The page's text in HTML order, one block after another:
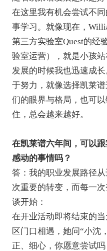
在这里我有机会尝试不
事学习。就像现在，
第三方实验室Quest的经
验室运营），就是小孩
发展的时候我也迅速成
于努力，就像选择凯莱
们的眼界与格局，也可
住，总会越来越好。
在凯莱谱六年间，可以
感动的事情吗？
答：我的职业发展路径
次重要的转变，而每一
谈开始：
在开业活动即将结束的
区门口相遇，她问“小沈
正、细心，你愿意尝试